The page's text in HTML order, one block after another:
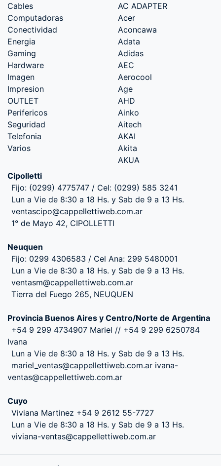
Cables
Computadoras
Conectividad
Energia
Gaming
Hardware
Imagen
Impresion
OUTLET
Perifericos
Seguridad
Telefonia
Varios
AC ADAPTER
Acer
Aconcawa
Adata
Adidas
AEC
Aerocool
Age
AHD
Ainko
Aitech
AKAI
Akita
AKUA
Cipolletti
Fijo: (0299) 4775747 / Cel: (0299) 585 3241
Lun a Vie de 8:30 a 18 Hs. y Sab de 9 a 13 Hs.
ventascipo@cappellettiweb.com.ar
1° de Mayo 42, CIPOLLETTI
Neuquen
Fijo: 0299 4306583 / Cel Ana: 299 5480001
Lun a Vie de 8:30 a 18 Hs. y Sab de 9 a 13 Hs.
ventasm@cappellettiweb.com.ar
Tierra del Fuego 265, NEUQUEN
Provincia Buenos Aires y Centro/Norte de Argentina
+54 9 299 4734907 Mariel // +54 9 299 6250784
Ivana
Lun a Vie de 8:30 a 18 Hs. y Sab de 9 a 13 Hs.
mariel_ventas@cappellettiweb.com.ar ivana-
ventas@cappellettiweb.com.ar
Cuyo
Viviana Martinez +54 9 2612 55-7727
Lun a Vie de 8:30 a 18 Hs. y Sab de 9 a 13 Hs.
viviana-ventas@cappellettiweb.com.ar